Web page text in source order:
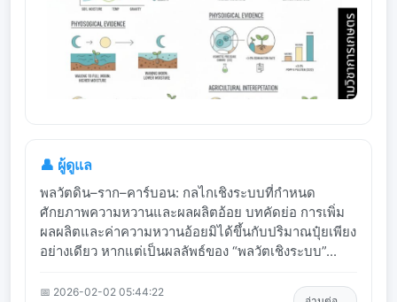
👤 ผู้ดูแล
พลวัตดิน–ราก–คาร์บอน: กลไกเชิงระบบที่กำหนด
ศักยภาพความหวานและผลผลิตอ้อย บทคัดย่อ การเพิ่ม
ผลผลิตและค่าความหวานอ้อยมิได้ขึ้นกับปริมาณปุ๋ยเพียง
อย่างเดียว หากแต่เป็นผลลัพธ์ของ “พลวัตเชิงระบบ”...
📅 2026-02-02 05:44:22